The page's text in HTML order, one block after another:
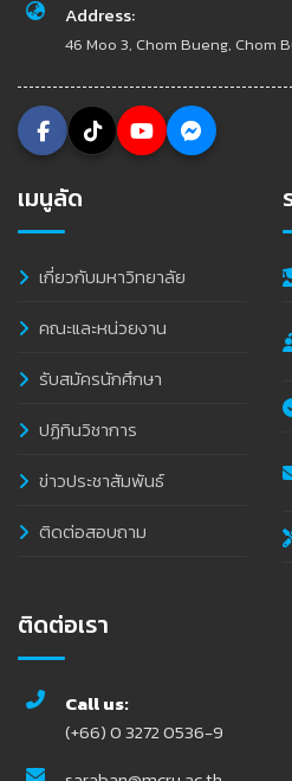
Address:
46 Moo 3, Chom Bueng, Chom
เมนูลัด
เกี่ยวกับมหาวิทยาลัย
คณะและหน่วยงาน
รับสมัครนักศึกษา
ปฏิทินวิชาการ
ข่าวประชาสัมพันธ์
ติดต่อสอบถาม
ติดต่อเรา
Call us:
(+66) 0 3272 0536-9